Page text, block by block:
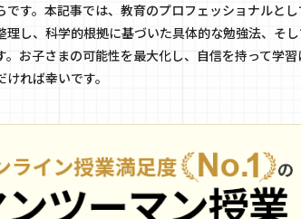
です。本記事では、教育のプロフェッショナルと
理し、科学的根拠に基づいた具体的な勉強法、そ
。お子さまの可能性を最大化し、自信を持って学
ければ幸いです。